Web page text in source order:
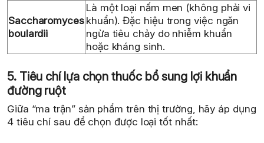
Saccharomyces
boulardii
Là một loại nấm men (không phải vi
khuẩn). Đặc hiệu trong việc ngăn
ngừa tiêu chảy do nhiễm khuẩn
hoặc kháng sinh.
5. Tiêu chí lựa chọn thuốc bổ sung lợi khuẩn
đường ruột
Giữa “ma trận” sản phẩm trên thị trường, hãy áp dụng
4 tiêu chí sau để chọn được loại tốt nhất: